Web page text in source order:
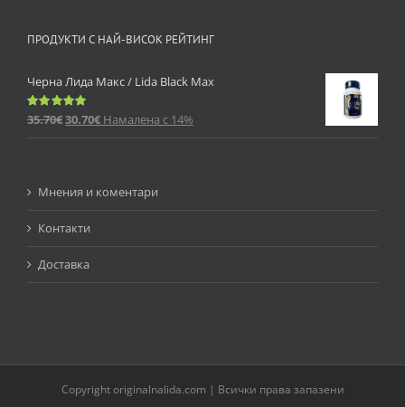
ПРОДУКТИ С НАЙ-ВИСОК РЕЙТИНГ
Черна Лида Макс / Lida Black Max
Оценено
35.70€30.70€ Намалена с 14%
Мнения и коментари
Контакти
Доставка
Copyright originalnalida.com | Всички права запазени